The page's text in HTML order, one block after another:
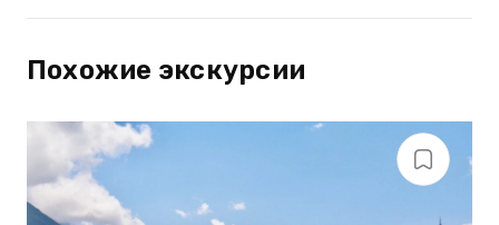
Похожие экскурсии